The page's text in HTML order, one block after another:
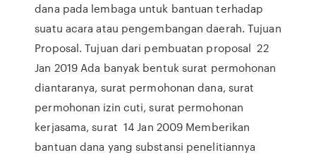
dana pada lembaga untuk bantuan terhadap
suatu acara atau pengembangan daerah. Tujuan
Proposal. Tujuan dari pembuatan proposal 22
Jan 2019 Ada banyak bentuk surat permohonan
diantaranya, surat permohonan dana, surat
permohonan izin cuti, surat permohonan
kerjasama, surat 14 Jan 2009 Memberikan
bantuan dana yang substansi penelitiannya